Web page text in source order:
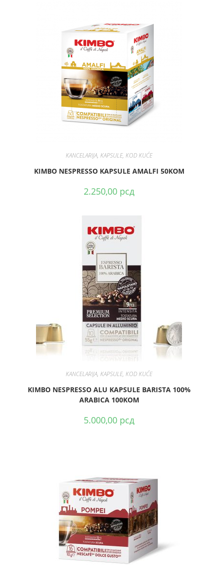
DODAJ U KORPU
KANCELARIJA, KAPSULE, KOD KUĆE
KIMBO NESPRESSO KAPSULE AMALFI 50KOM
2.250,00 рсд
DODAJ U KORPU
KANCELARIJA, KAPSULE, KOD KUĆE
KIMBO NESPRESSO ALU KAPSULE BARISTA 100%
ARABICA 100KOM
5.000,00 рсд